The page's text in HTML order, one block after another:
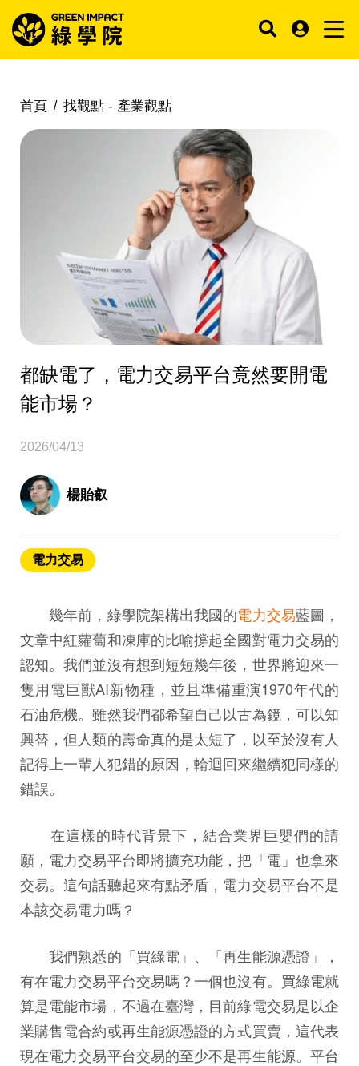
首頁 找觀點 - 產業觀點
都缺電了，電力交易平台竟然要開電
能市場？
2026/04/13
楊貽叡
電力交易
幾年前，綠學院架構出我國的電力交易藍圖，
文章中紅蘿蔔和凍庫的比喻撐起全國對電力交易的
認知。我們並沒有想到短短幾年後，世界將迎來一
隻用電巨獸AI新物種，並且準備重演1970年代的
石油危機。雖然我們都希望自己以古為鏡，可以知
興替，但人類的壽命真的是太短了，以至於沒有人
記得上一輩人犯錯的原因，輪迴回來繼續犯同樣的
錯誤。
在這樣的時代背景下，結合業界巨嬰們的請
願，電力交易平台即將擴充功能，把「電」也拿來
交易。這句話聽起來有點矛盾，電力交易平台不是
本該交易電力嗎？
我們熟悉的「買綠電」、「再生能源憑證」，
有在電力交易平台交易嗎？一個也沒有。買綠電就
算是電能市場，不過在臺灣，目前綠電交易是以企
業購售電合約或再生能源憑證的方式買賣，這代表
現在電力交易平台交易的至少不是再生能源。平台